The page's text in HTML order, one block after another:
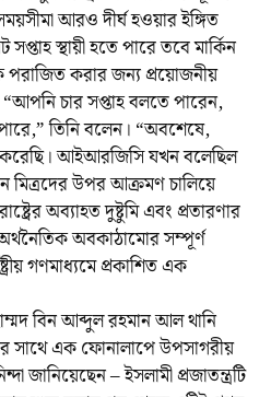
আরও দীর্ঘ হওয়ার ইঙ্গিত
স্থায়ী হতে পারে তবে মার্কিন
পরাজিত করার জন্য প্রয়োজনীয়
“আপনি চার সপ্তাহ বলতে পারেন,
তিনি বলেন। “অবশেষে,
করেছি। আইআরজিসি যখন বলেছিল
মিত্রদের উপর আক্রমণ চালিয়ে
অব্যাহত দুষ্টুমি এবং প্রতারণার
অবকাঠামোর সম্পূর্ণ
গণমাধ্যমে প্রকাশিত এক
বিন আব্দুল রহমান আল থানি
সাথে এক ফোনালাপে উপসাগরীয়
জানিয়েছেন – ইসলামী প্রজাতন্ত্রটি